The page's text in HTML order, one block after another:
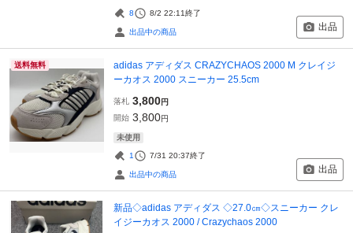
8 8/2 22:11終了
出品中の商品 出品
送料無料
adidas アディダス CRAZYCHAOS 2000 M クレイジ
ーカオス 2000 スニーカー 25.5cm
落札 3,800円
開始 3,800円
未使用
1 7/31 20:37終了
出品中の商品 出品
新品◇adidas アディダス ◇27.0㎝◇スニーカー クレ
イジーカオス 2000 / Crazychaos 2000